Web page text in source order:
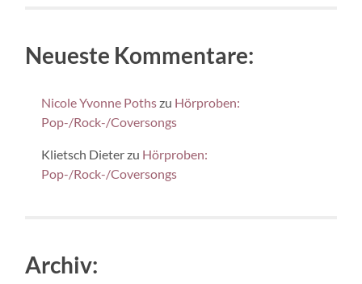
Neueste Kommentare:
Nicole Yvonne Pothszu Hörproben:
Pop-/Rock-/Coversongs
Klietsch Dieterzu Hörproben:
Pop-/Rock-/Coversongs
Archiv: